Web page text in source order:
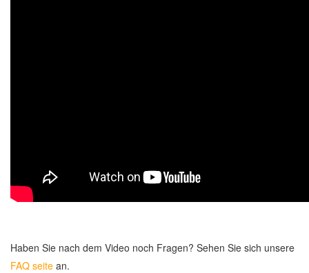
Haben Sie nach dem Video noch Fragen? Sehen Sie sich unsere
FAQ seite an.